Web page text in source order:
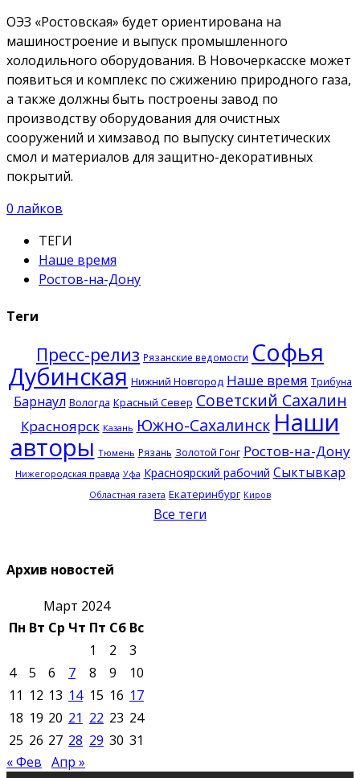
ОЭЗ «Ростовская» будет ориентирована на
машиностроение и выпуск промышленного
холодильного оборудования. В Новочеркасске может
появиться и комплекс по сжижению природного газа,
а также должны быть построены завод по
производству оборудования для очистных
сооружений и химзавод по выпуску синтетических
смол и материалов для защитно-декоративных
покрытий.
0 лайков
ТЕГИ
Наше время
Ростов-на-Дону
Теги
Пресс-релиз Рязанские ведомости Софья
Дубинская Нижний Новгород Наше время Трибуна
Барнаул Вологда Красный Север Советский Сахалин
Красноярск Казань Южно-Сахалинск Наши
авторы Тюмень Рязань Золотой Гонг Ростов-на-Дону
Нижегородская правда Уфа Красноярский рабочий Сыктывкар
Областная газета Екатеринбург Киров
Все теги
Архив новостей
Март 2024
Пн Вт Ср Чт Пт Сб Вс
1
2
3
4
5 6 7 8 9
10
11 12 13 14 15 16 17
18 19 20 21 22 23 24
25 26 27 28 29 30 31
« Фев Апр »